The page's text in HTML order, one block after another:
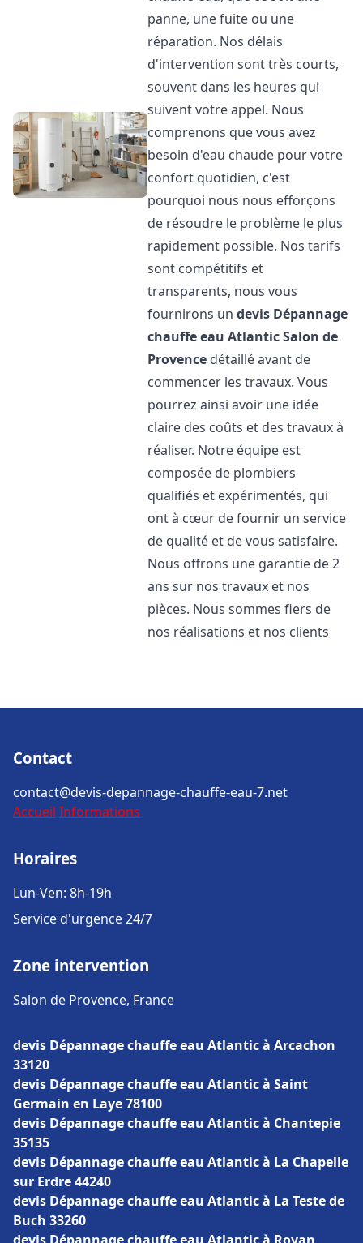
panne, une fuite ou une
réparation. Nos délais
d'intervention sont très courts,
souvent dans les heures qui
suivent votre appel. Nous
comprenons que vous avez
besoin d'eau chaude pour votre
confort quotidien, c'est
pourquoi nous nous efforçons
de résoudre le problème le plus
rapidement possible. Nos tarifs
sont compétitifs et
transparents, nous vous
fournirons undevis Dépannage
chauffe eau AtlanticSalon de
Provence détaillé avant de
commencer les travaux. Vous
pourrez ainsi avoir une idée
claire des coûts et des travaux à
réaliser. Notre équipe est
composée de plombiers
qualifiés et expérimentés, qui
ont à cœur de fournir un service
de qualité et de vous satisfaire.
Nous offrons une garantie de 2
ans sur nos travaux et nos
pièces. Nous sommes fiers de
nos réalisations et nos clients
Contact
contact@devis-depannage-chauffe-eau-7.net
Accueil Informations
Horaires
Lun-Ven: 8h-19h
Service d'urgence 24/7
Zone intervention
Salon de Provence, France
devis Dépannage chauffe eau Atlantic à Arcachon
33120
devis Dépannage chauffe eau Atlantic à Saint
Germain en Laye 78100
devis Dépannage chauffe eau Atlantic à Chantepie
35135
devis Dépannage chauffe eau Atlantic à La Chapelle
sur Erdre 44240
devis Dépannage chauffe eau Atlantic à La Teste de
Buch 33260